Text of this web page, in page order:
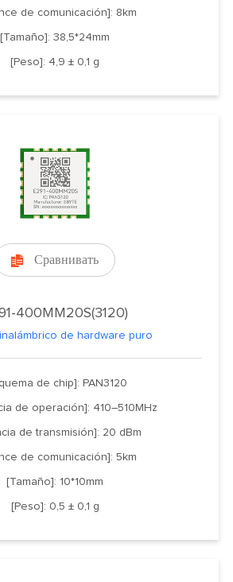
de comunicación]: 8km
[Tamaño]: 38,5*24mm
[Peso]: 4,9 ± 0,1 g
 Сравнивать
400MM20S(3120)
de hardware puro
de chip]: PAN3120
de operación]: 410–510MHz
de transmisión]: 20 dBm
de comunicación]: 5km
[Tamaño]: 10*10mm
[Peso]: 0,5 ± 0,1 g